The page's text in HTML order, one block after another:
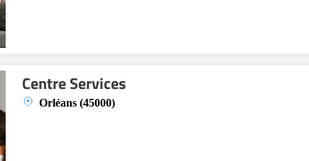
Centre Services
Orléans (45000)